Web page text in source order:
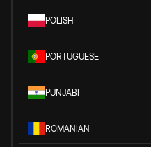
POLISH
PORTUGUESE
PUNJABI
ROMANIAN